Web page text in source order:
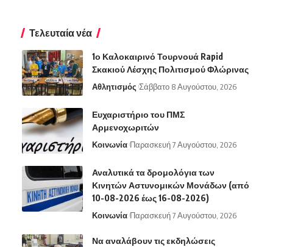
Τελευταία νέα
1ο Καλοκαιρινό Τουρνουά Rapid
Σκακιού Λέσχης Πολιτισμού Φλώρινας
Αθλητισμός Σάββατο 8 Αυγούστου, 2026
Ευχαριστήριο του ΠΜΣ
Αρμενοχωριτών
Κοινωνία Παρασκευή 7 Αυγούστου, 2026
Αναλυτικά τα δρομολόγια των
Κινητών Αστυνομικών Μονάδων (από
10-08-2026 έως 16-08-2026)
Κοινωνία Παρασκευή 7 Αυγούστου, 2026
Να αναλάβουν τις εκδηλώσεις